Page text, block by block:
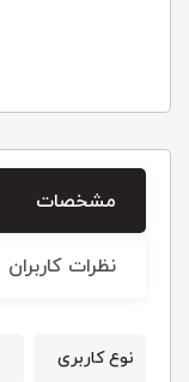
مشخصات
نظرات کاربران
نوع کاربری